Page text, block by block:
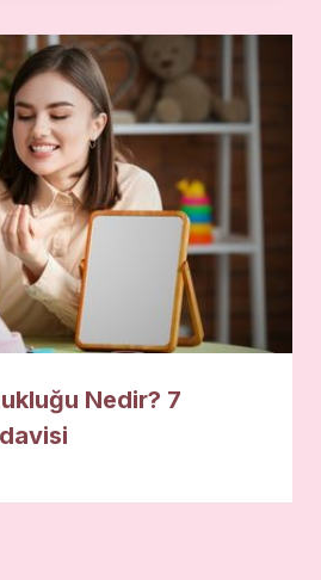
Nedir? 7